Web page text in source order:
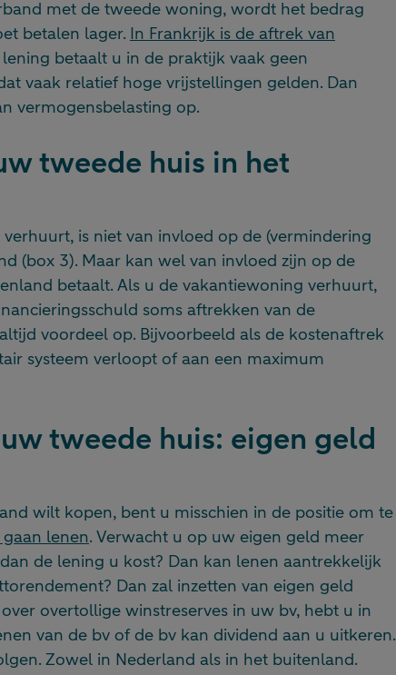
met de tweede woning, wordt het bedrag
betalen lager. In Frankrijk is de aftrek van
betaalt u in de praktijk vaak geen
vaak relatief hoge vrijstellingen gelden. Dan
vermogensbelasting op.
tweede huis in het
is niet van invloed op de (vermindering
(box 3). Maar kan wel van invloed zijn op de
betaalt. Als u de vakantiewoning verhuurt,
soms aftrekken van de
voordeel op. Bijvoorbeeld als de kostenaftrek
systeem verloopt of aan een maximum
tweede huis: eigen geld
wilt kopen, bent u misschien in de positie om te
lenen. Verwacht u op uw eigen geld meer
de lening u kost? Dan kan lenen aantrekkelijk
Dan zal inzetten van eigen geld
overtollige winstreserves in uw bv, hebt u in
van de bv of de bv kan dividend aan u uitkeren.
Zowel in Nederland als in het buitenland.